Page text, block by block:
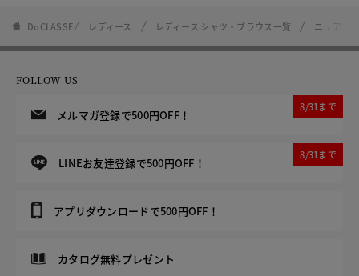
DoCLASSE レディース レディース シャツ・ブラウス一覧 ニュアン
FOLLOW US
メルマガ登録で500円OFF！
8/31まで
LINEお友達登録で500円OFF！
8/31まで
アプリダウンロードで500円OFF！
カタログ無料プレゼント